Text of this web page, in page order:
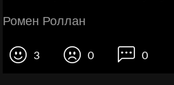
Ромен Роллан
3 0 0